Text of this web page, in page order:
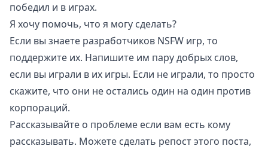
победил и в играх.
Я хочу помочь, что я могу сделать?
Если вы знаете разработчиков NSFW игр, то
поддержите их. Напишите им пару добрых слов,
если вы играли в их игры. Если не играли, то просто
скажите, что они не остались один на один против
корпораций.
Рассказывайте о проблеме если вам есть кому
рассказывать. Можете сделать репост этого поста,